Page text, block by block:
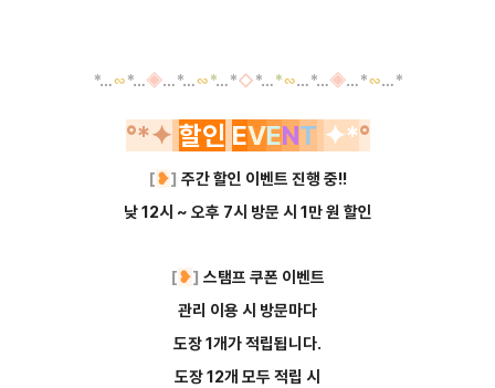
*…∽*…◈…*…∽*…*◇*…*∽…*…◈…*∽…*
°*✦ 할인 EVENT ✦*°
[❥] 주간 할인 이벤트 진행 중!!
낮 12시 ~ 오후 7시 방문 시 1만 원 할인
[❥] 스탬프 쿠폰 이벤트
관리 이용 시 방문마다
도장1개가 적립됩니다.
도장 12개 모두 적립 시